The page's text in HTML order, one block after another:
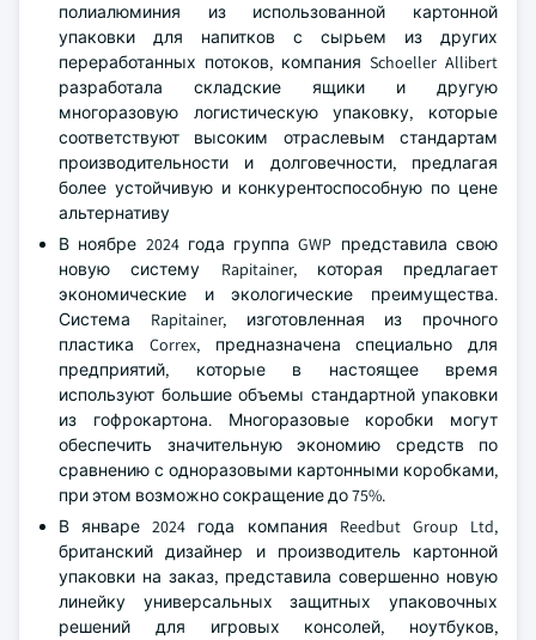
полиалюминия из использованной картонной
упаковки для напитков с сырьем из других
переработанных потоков, компания Schoeller Allibert
разработала складские ящики и другую
многоразовую логистическую упаковку, которые
соответствуют высоким отраслевым стандартам
производительности и долговечности, предлагая
более устойчивую и конкурентоспособную по цене
альтернативу
В ноябре 2024 года группа GWP представила свою
новую систему Rapitainer, которая предлагает
экономические и экологические преимущества.
Система Rapitainer, изготовленная из прочного
пластика Correx, предназначена специально для
предприятий, которые в настоящее время
используют большие объемы стандартной упаковки
из гофрокартона. Многоразовые коробки могут
обеспечить значительную экономию средств по
сравнению с одноразовыми картонными коробками,
при этом возможно сокращение до 75%.
В январе 2024 года компания Reedbut Group Ltd,
британский дизайнер и производитель картонной
упаковки на заказ, представила совершенно новую
линейку универсальных защитных упаковочных
решений для игровых консолей, ноутбуков,